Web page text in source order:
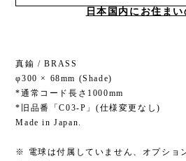
日本国内にお住ま
真鍮 / BRASS
φ300 × 68mm (Shade)
*通常コード長さ1000mm
*旧品番「C03-P」(仕様変更なし)
Made in Japan.
※ 電球は付属していません、オプショ